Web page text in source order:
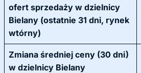
ofert sprzedaży w dzielnicy
Bielany (ostatnie 31 dni, rynek
wtórny)
Zmiana średniej ceny (30 dni)
w dzielnicy Bielany